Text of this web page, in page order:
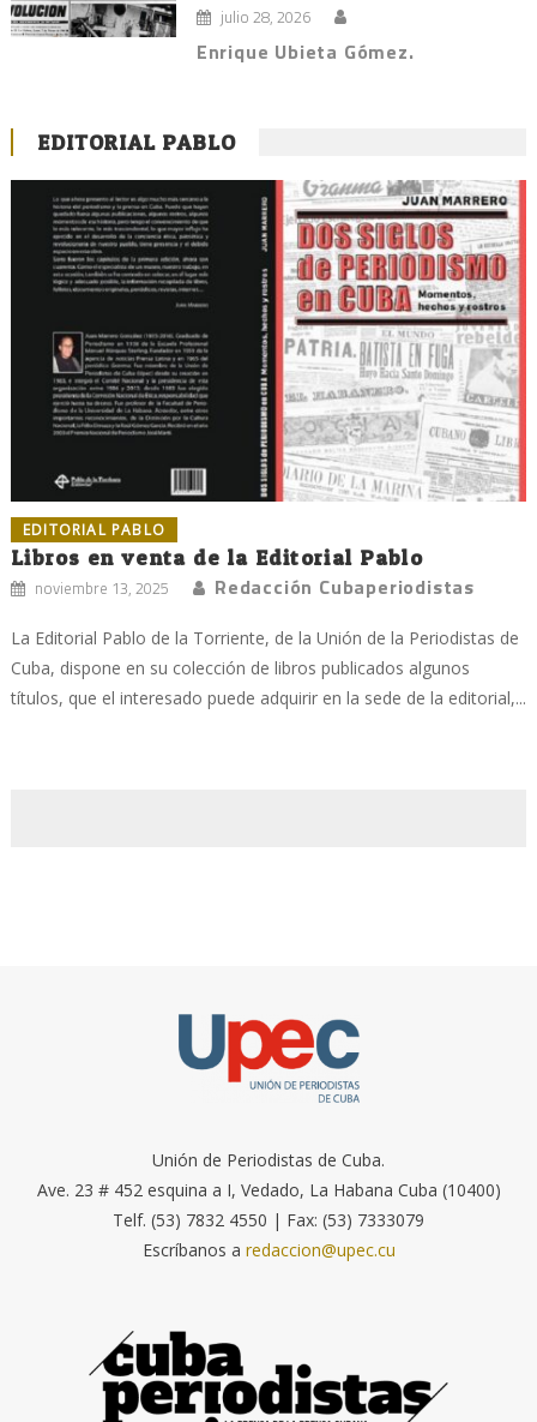
julio 28, 2026
Enrique Ubieta Gómez.
EDITORIAL PABLO
EDITORIAL PABLO
Libros en venta de la Editorial Pablo
noviembre 13, 2025 Redacción Cubaperiodistas
La Editorial Pablo de la Torriente, de la Unión de la Periodistas de
Cuba, dispone en su colección de libros publicados algunos
títulos, que el interesado puede adquirir en la sede de la editorial,...
Unión de Periodistas de Cuba.
Ave. 23 # 452 esquina a I, Vedado, La Habana Cuba (10400)
Telf. (53) 7832 4550 | Fax: (53) 7333079
Escríbanos a redaccion@upec.cu